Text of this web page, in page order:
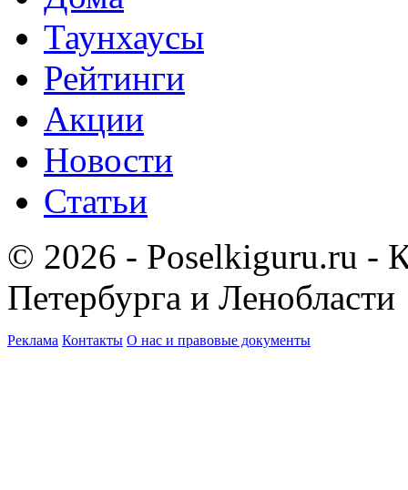
Таунхаусы
Рейтинги
Акции
Новости
Статьи
© 2026 - Poselkiguru.ru -
Петербурга и Ленобласти
Реклама Контакты О нас и правовые документы